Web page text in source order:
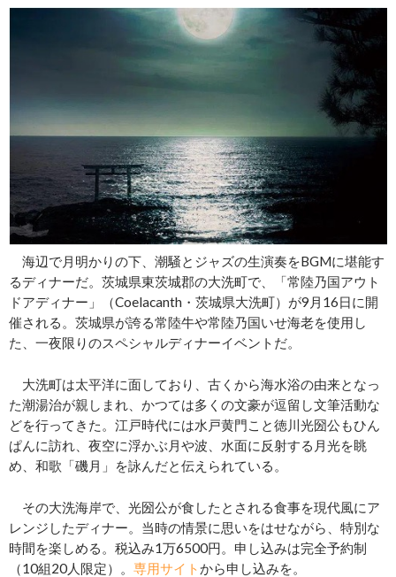
海辺で月明かりの下、潮騒とジャズの生演奏をBGMに堪能す
るディナーだ。茨城県東茨城郡の大洗町で、「常陸乃国アウト
ドアディナー」（Coelacanth・茨城県大洗町）が9月16日に開
催される。茨城県が誇る常陸牛や常陸乃国いせ海老を使用し
た、一夜限りのスペシャルディナーイベントだ。
大洗町は太平洋に面しており、古くから海水浴の由来となっ
た潮湯治が親しまれ、かつては多くの文豪が逗留し文筆活動な
どを行ってきた。江戸時代には水戸黄門こと徳川光圀公もひん
ぱんに訪れ、夜空に浮かぶ月や波、水面に反射する月光を眺
め、和歌「磯月」を詠んだと伝えられている。
その大洗海岸で、光圀公が食したとされる食事を現代風にア
レンジしたディナー。当時の情景に思いをはせながら、特別な
時間を楽しめる。税込み1万6500円。申し込みは完全予約制
（10組20人限定）。 専用サイトから申し込みを。